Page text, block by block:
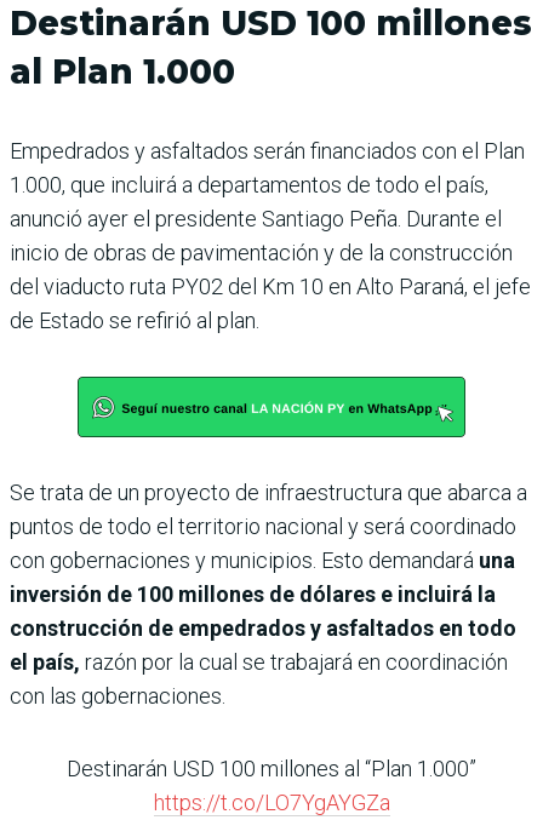
Destinarán USD 100 millones
al Plan 1.000
Empedrados y asfaltados serán financiados con el Plan
1.000, que incluirá a departamentos de todo el país,
anunció ayer el presidente Santiago Peña. Durante el
inicio de obras de pavimentación y de la construcción
del viaducto ruta PY02 del Km 10 en Alto Paraná, el jefe
de Estado se refirió al plan.
Se trata de un proyecto de infraestructura que abarca a
puntos de todo el territorio nacional y será coordinado
con gobernaciones y municipios. Esto demandará una
inversión de 100 millones de dólares e incluirá la
construcción de empedrados y asfaltados en todo
el país, razón por la cual se trabajará en coordinación
con las gobernaciones.
Destinarán USD 100 millones al “Plan 1.000”
https://t.co/LO7YgAYGZa